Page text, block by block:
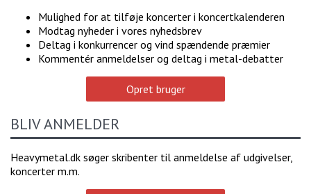
Mulighed for at tilføje koncerter i koncertkalenderen
Modtag nyheder i vores nyhedsbrev
Deltag i konkurrencer og vind spændende præmier
Kommentér anmeldelser og deltag i metal-debatter
Opret bruger
BLIV ANMELDER
Heavymetal.dk søger skribenter til anmeldelse af udgivelser,
koncerter m.m.